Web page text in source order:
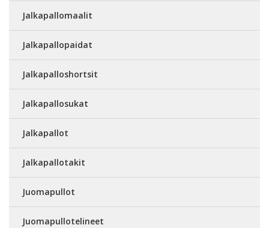
Jalkapallomaalit
Jalkapallopaidat
Jalkapalloshortsit
Jalkapallosukat
Jalkapallot
Jalkapallotakit
Juomapullot
Juomapullotelineet